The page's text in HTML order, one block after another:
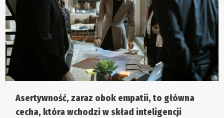
Asertywność, zaraz obok empatii, to główna
cecha, która wchodzi w skład inteligencji